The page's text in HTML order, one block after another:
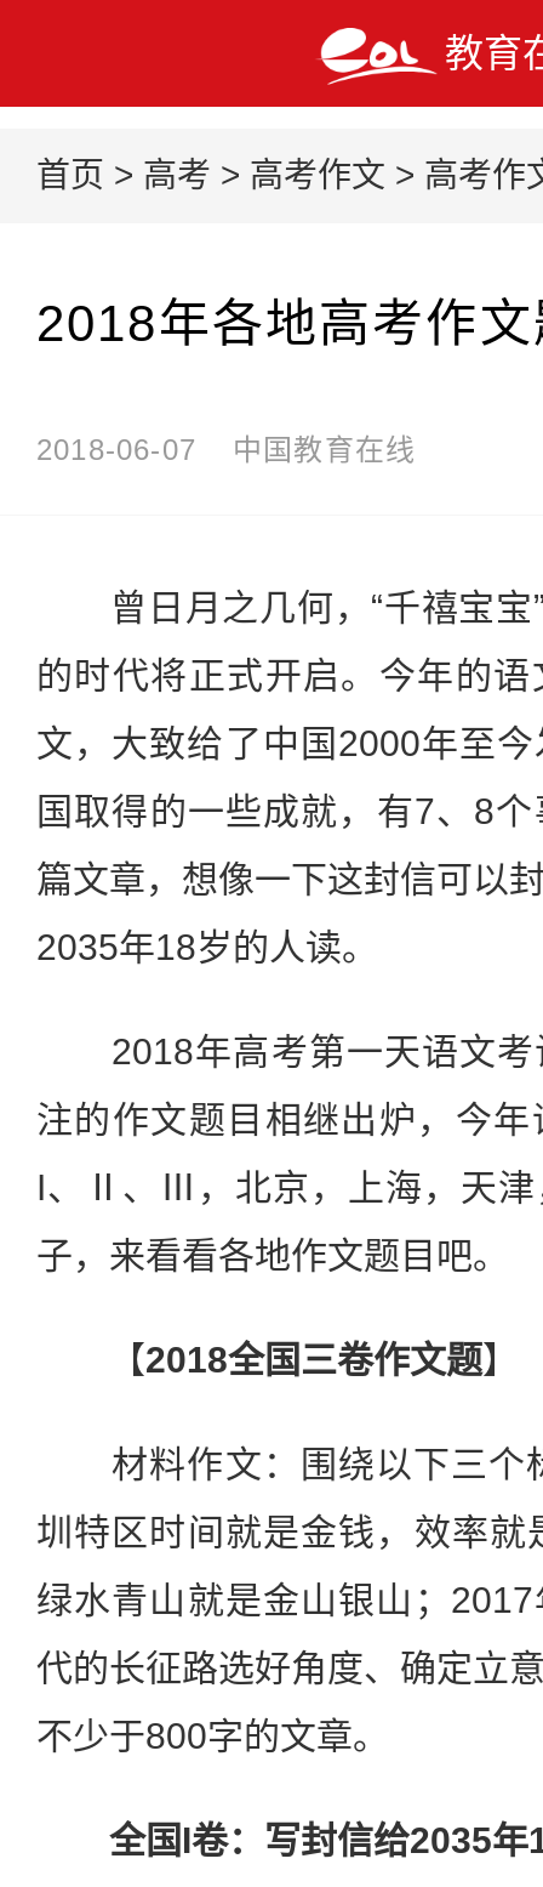
教育
首页 > 高考 > 高考作文 > 高考作
2018年各地高考作
2018-06-07 中国教育在线
曾日月之几何，“千禧宝宝”
的时代将正式开启。今年的
文，大致给了中国2000年至
国取得的一些成就，有7、8
篇文章，想像一下这封信可以
2035年18岁的人读。
2018年高考第一天语文考
注的作文题目相继出炉，今
I、Ⅱ、Ⅲ，北京，上海，天津
子，来看看各地作文题目吧。
【2018全国三卷作文题】
材料作文：围绕以下三个
圳特区时间就是金钱，效率就
绿水青山就是金山银山；
代的长征路选好角度、确定立
不少于800字的文章。
全国I卷：写封信给2035年